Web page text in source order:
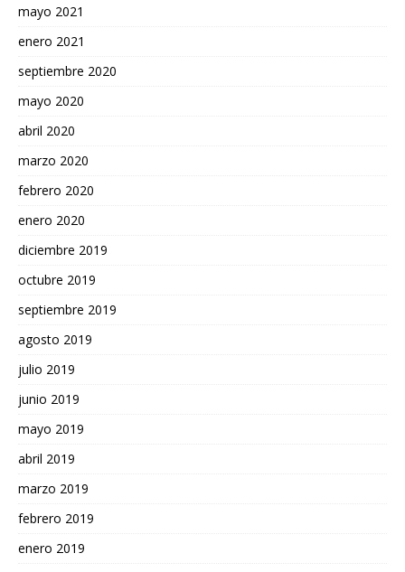
mayo 2021
enero 2021
septiembre 2020
mayo 2020
abril 2020
marzo 2020
febrero 2020
enero 2020
diciembre 2019
octubre 2019
septiembre 2019
agosto 2019
julio 2019
junio 2019
mayo 2019
abril 2019
marzo 2019
febrero 2019
enero 2019